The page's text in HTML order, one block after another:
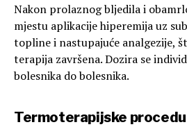
Nakon prolaznog bljedila i
mjestu aplikacije hiperemija uz
topline i nastupajuće analgezije,
terapija završena. Dozira se
bolesnika do bolesnika.
Termoterapijske